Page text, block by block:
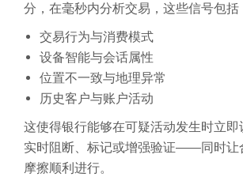
分，在毫秒内分析交易，这些信号包括
交易行为与消费模式
设备智能与会话属性
位置不一致与地理异常
历史客户与账户活动
这使得银行能够在可疑活动发生时立
实时阻断、标记或增强验证——同时让
摩擦顺利进行。